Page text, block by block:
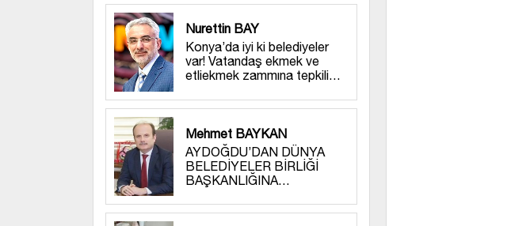
Nurettin BAY
Konya’da iyi ki belediyeler
var! Vatandaş ekmek ve
etliekmek zammına tepkili…
Mehmet BAYKAN
AYDOĞDU’DAN DÜNYA
BELEDİYELER BİRLİĞİ
BAŞKANLIĞINA…